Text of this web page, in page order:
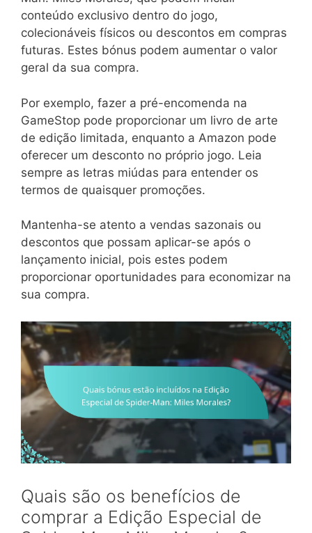
conteúdo exclusivo dentro do jogo,
colecionáveis físicos ou descontos em compras
futuras. Estes bónus podem aumentar o valor
geral da sua compra.
Por exemplo, fazer a pré-encomenda na
GameStop pode proporcionar um livro de arte
de edição limitada, enquanto a Amazon pode
oferecer um desconto no próprio jogo. Leia
sempre as letras miúdas para entender os
termos de quaisquer promoções.
Mantenha-se atento a vendas sazonais ou
descontos que possam aplicar-se após o
lançamento inicial, pois estes podem
proporcionar oportunidades para economizar na
sua compra.
Quais são os benefícios de
comprar a Edição Especial de